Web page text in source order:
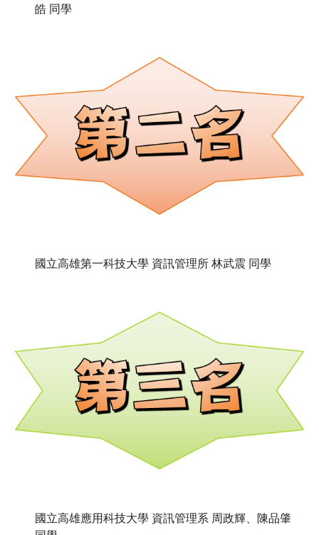
皓 同學
國立高雄第一科技大學 資訊管理所 林武震 同學
國立高雄應用科技大學 資訊管理系 周政輝、陳品肇